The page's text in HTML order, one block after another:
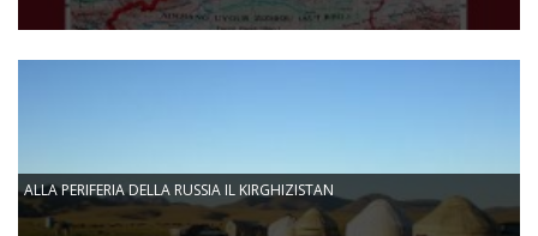
ALLA PERIFERIA DELLA RUSSIA IL KIRGHIZISTAN